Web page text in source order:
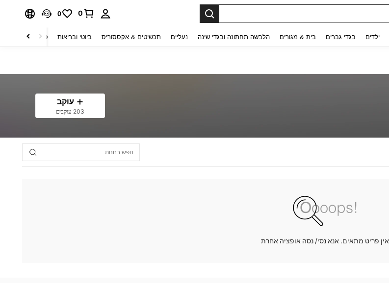
0
0
ילדים בגדי גברים בית & מגורים הלבשה תחתונה ובגדי שינה נעליים תכשיטים & אקססוריס ביוטי ובריאות טקסטיל לבית
עוקב
203 עוקבים
אין פריט מתאים. אנא נסי/ נסה אופציה אחרת